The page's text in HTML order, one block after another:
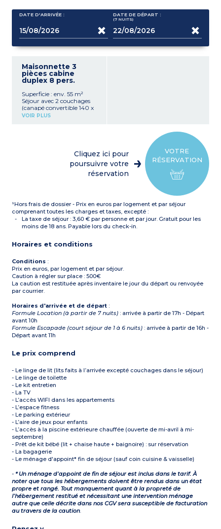
DATE D'ARRIVÉE : DATE DE DÉPART :
(7 NUITS)
Maisonnette 3
pièces cabine
duplex 8 pers.
Superficie : env. 55 m²
Séjour avec 2 couchages
(canapé convertible 140 x
190)
Cabine fermée avec 2 lits
superposés en rez-de-
Kitchenette équipée
(plaque vitrocéramique 4
hotte, cafetière électrique,
bouilloire, grill pain,
cafetière à capsules)
Salle de bains avec
séparé en rez-de-chaussée
chaises de jardin
VOIR PLUS
VOTRE
RÉSERVATION
Cliquez ici pour
poursuivre votre
réservation
¹Hors frais de dossier - Prix en euros par logement et par séjour
comprenant toutes les charges et taxes, excepté :
La taxe de séjour : 3,60 € par personne et par jour. Gratuit pour les
moins de 18 ans. Payable lors du check-in.
Horaires et conditions
Conditions :
Prix en euros, par logement et par séjour.
Caution à régler sur place : 500€
La caution est restituée après inventaire le jour du départ ou renvoyée
par courrier.
Horaires d'arrivée et de départ :
Formule Location (à partir de 7 nuits) : arrivée à partir de 17h - Départ
avant 10h
Formule Escapade (court séjour de 1 à 6 nuits) : arrivée à partir de 16h -
Départ avant 11h
Le prix comprend
- Le linge de lit (lits faits à l’arrivée excepté couchages dans le séjour)
- Le linge de toilette
- Le kit entretien
- La TV
- L’accès WIFI dans les appartements
- L’espace fitness
- Le parking extérieur
- L’aire de jeux pour enfants
- L’accès à la piscine extérieure chauffée (ouverte de mi-avril à mi-
septembre)
- Prêt de kit bébé (lit + chaise haute + baignoire) : sur réservation
- La bagagerie
- Le ménage d'appoint* fin de séjour (sauf coin cuisine & vaisselle)
-* Un ménage d’appoint de fin de séjour est inclus dans le tarif. À
noter que tous les hébergements doivent être rendus dans un état
propre et rangé. Tout manquement quant à la propreté de
l’hébergement restitué et nécessitant une intervention ménage
autre que celle décrite dans nos CGV sera susceptible de facturation
au travers de la caution.